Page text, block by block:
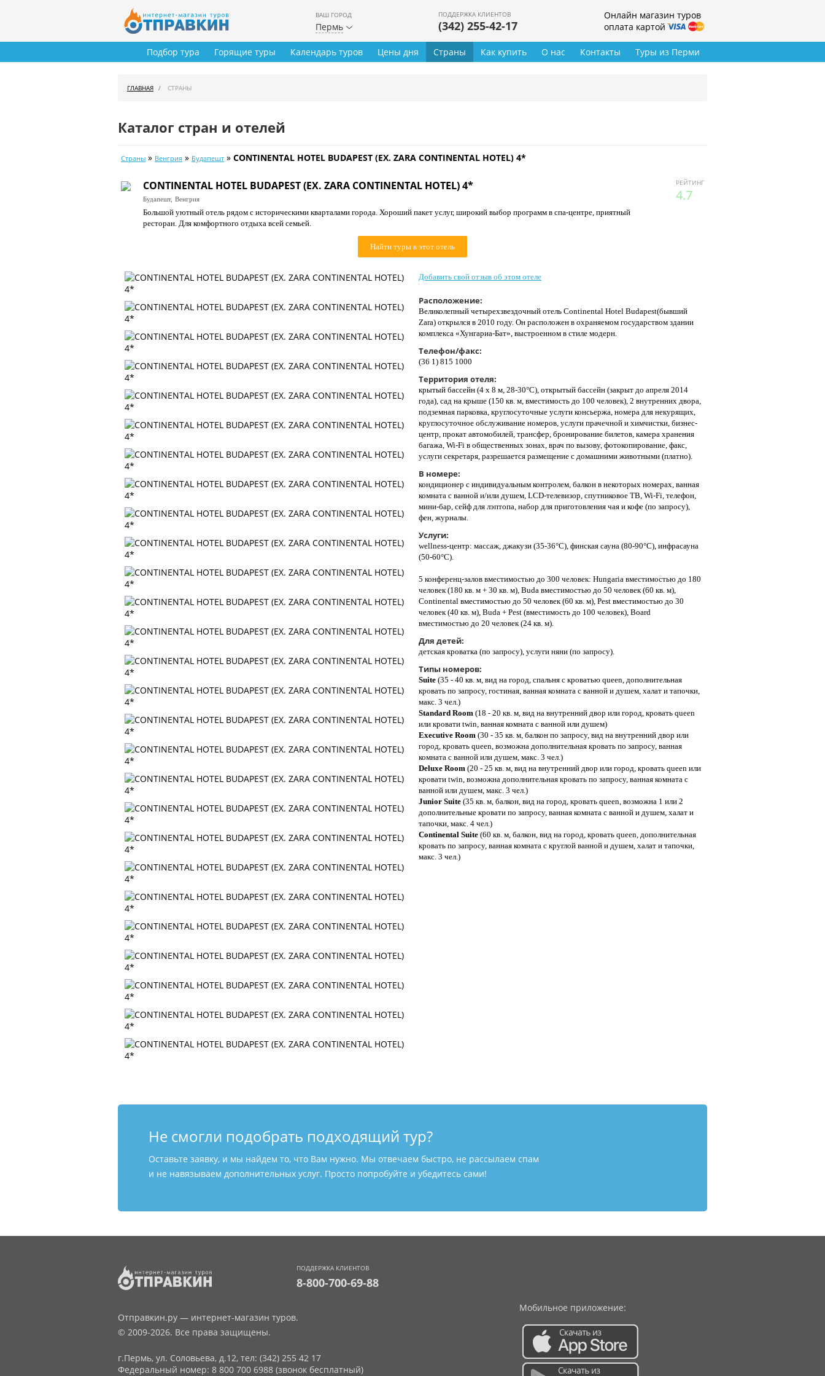
ВАШ ГОРОД
Пермь
ПОДДЕРЖКА КЛИЕНТОВ
(342) 255-42-17
Онлайн магазин туров
оплата картой
Туры из Перми
Подбор тура Горящие туры Календарь туров Цены дня Страны Как купить О нас Контакты
ГЛАВНАЯ СТРАНЫ
Каталог стран и отелей
Страны » Венгрия » Будапешт » CONTINENTAL HOTEL BUDAPEST (EX. ZARA СONTINENTAL HOTEL) 4*
РЕЙТИНГ
4.7
CONTINENTAL HOTEL BUDAPEST (EX. ZARA СONTINENTAL HOTEL) 4*
Будапешт, Венгрия
Большой уютный отель рядом с историческими кварталами города. Хороший пакет услуг, широкий выбор программ в спа-центре, приятный
ресторан. Для комфортного отдыха всей семьей.
Найти туры в этот отель
Добавить свой отзыв об этом отеле
Расположение:
Великолепный четырехзвездочный отель Сontinental Hotel Budapest(бывший
Zara) открылся в 2010 году. Он расположен в охраняемом государством здании
комплекса «Хунгариа-Бат», выстроенном в стиле модерн.
Телефон/факс:
(36 1) 815 1000
Территория отеля:
крытый бассейн (4 х 8 м, 28-30°C), открытый бассейн (закрыт до апреля 2014
года), сад на крыше (150 кв. м, вместимость до 100 человек), 2 внутренних двора,
подземная парковка, круглосуточные услуги консьержа, номера для некурящих,
круглосуточное обслуживание номеров, услуги прачечной и химчистки, бизнес-
центр, прокат автомобилей, трансфер, бронирование билетов, камера хранения
багажа, Wi-Fi в общественных зонах, врач по вызову, фотокопирование, факс,
услуги секретаря, разрешается размещение с домашними животными (платно).
В номере:
кондиционер с индивидуальным контролем, балкон в некоторых номерах, ванная
комната с ванной и/или душем, LCD-телевизор, спутниковое ТВ, Wi-Fi, телефон,
мини-бар, сейф для лэптопа, набор для приготовления чая и кофе (по запросу),
фен, журналы.
Услуги:
wellness-центр: массаж, джакузи (35-36°C), финская сауна (80-90°C), инфрасауна
(50-60°C).
5 конференц-залов вместимостью до 300 человек: Hungaria вместимостью до 180
человек (180 кв. м + 30 кв. м), Buda вместимостью до 50 человек (60 кв. м),
Continental вместимостью до 50 человек (60 кв. м), Pest вместимостью до 30
человек (40 кв. м), Buda + Pest (вместимость до 100 человек), Board
вместимостью до 20 человек (24 кв. м).
Для детей:
детская кроватка (по запросу), услуги няни (по запросу).
Типы номеров:
Suite (35 - 40 кв. м, вид на город, спальня с кроватью queen, дополнительная
кровать по запросу, гостиная, ванная комната с ванной и душем, халат и тапочки,
макс. 3 чел.)
Standard Room (18 - 20 кв. м, вид на внутренний двор или город, кровать queen
или кровати twin, ванная комната с ванной или душем)
Executive Room (30 - 35 кв. м, балкон по запросу, вид на внутренний двор или
город, кровать queen, возможна дополнительная кровать по запросу, ванная
комната с ванной или душем, макс. 3 чел.)
Deluxe Room (20 - 25 кв. м, вид на внутренний двор или город, кровать queen или
кровати twin, возможна дополнительная кровать по запросу, ванная комната с
ванной или душем, макс. 3 чел.)
Junior Suite (35 кв. м, балкон, вид на город, кровать queen, возможна 1 или 2
дополнительные кровати по запросу, ванная комната с ванной и душем, халат и
тапочки, макс. 4 чел.)
Continental Suite (60 кв. м, балкон, вид на город, кровать queen, дополнительная
кровать по запросу, ванная комната с круглой ванной и душем, халат и тапочки,
макс. 3 чел.)
Не смогли подобрать подходящий тур?
Оставьте заявку, и мы найдем то, что Вам нужно. Мы отвечаем быстро, не рассылаем спам
и не навязываем дополнительных услуг. Просто попробуйте и убедитесь сами!
ПОДДЕРЖКА КЛИЕНТОВ
8-800-700-69-88
Отправкин.ру — интернет-магазин туров.
© 2009-2026. Все права защищены.
г.Пермь, ул. Соловьева, д.12, тел: (342) 255 42 17
Федеральный номер: 8 800 700 6988 (звонок бесплатный)
Мобильное приложение: